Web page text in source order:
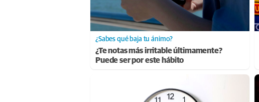
¿Sabes qué baja tu ánimo?
¿Te notas más irritable últimamente?
Puede ser por este hábito